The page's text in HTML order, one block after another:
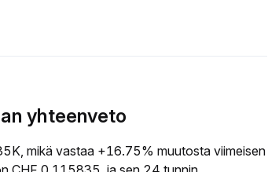
yhteenveto
mikä vastaa +16.75% muutosta viimeisen